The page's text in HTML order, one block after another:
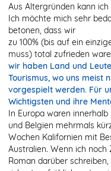
Aus Altergründen kann
Ich möchte mich sehr
betonen, dass wir
zu 100% (bis auf ein
muss) total zufrieden
wir haben Land und
Tourismus, wo uns meist
vorgespielt werden. Für
Wichtigsten und ihre
In Europa waren
und Belgien mehrmals
Wochen Kalifornien mit
Australien. Wenn ich
Roman darüber